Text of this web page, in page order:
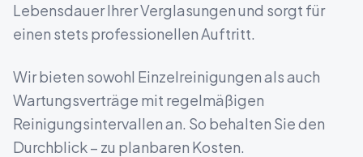
Lebensdauer Ihrer Verglasungen und sorgt für
einen stets professionellen Auftritt.
Wir bieten sowohl Einzelreinigungen als auch
Wartungsverträge mit regelmäßigen
Reinigungsintervallen an. So behalten Sie den
Durchblick – zu planbaren Kosten.